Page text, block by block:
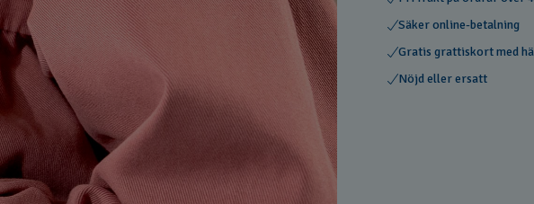
Säker online-betalning
Gratis grattiskort med
Nöjd eller ersatt